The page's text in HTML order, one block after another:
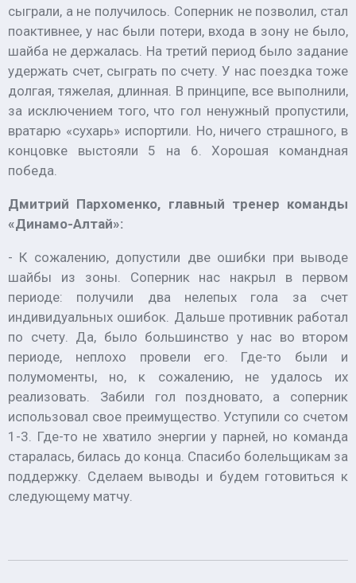
сыграли, а не получилось. Соперник не позволил, стал
поактивнее, у нас были потери, входа в зону не было,
шайба не держалась. На третий период было задание
удержать счет, сыграть по счету. У нас поездка тоже
долгая, тяжелая, длинная. В принципе, все выполнили,
за исключением того, что гол ненужный пропустили,
вратарю «сухарь» испортили. Но, ничего страшного, в
концовке выстояли 5 на 6. Хорошая командная
победа.
Дмитрий Пархоменко, главный тренер команды
«Динамо-Алтай»:
- К сожалению, допустили две ошибки при выводе
шайбы из зоны. Соперник нас накрыл в первом
периоде: получили два нелепых гола за счет
индивидуальных ошибок. Дальше противник работал
по счету. Да, было большинство у нас во втором
периоде, неплохо провели его. Где-то были и
полумоменты, но, к сожалению, не удалось их
реализовать. Забили гол поздновато, а соперник
использовал свое преимущество. Уступили со счетом
1-3. Где-то не хватило энергии у парней, но команда
старалась, билась до конца. Спасибо болельщикам за
поддержку. Сделаем выводы и будем готовиться к
следующему матчу.